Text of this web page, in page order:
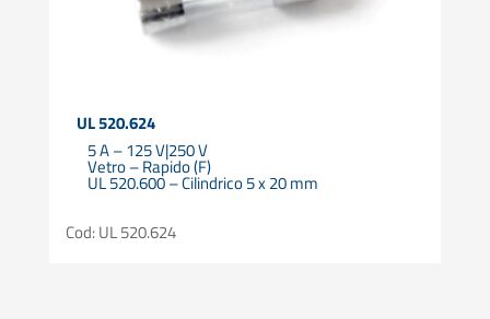
UL 520.624
5 A – 125 V|250 V
Vetro – Rapido (F)
UL 520.600 – Cilindrico 5 x 20 mm
Cod: UL 520.624